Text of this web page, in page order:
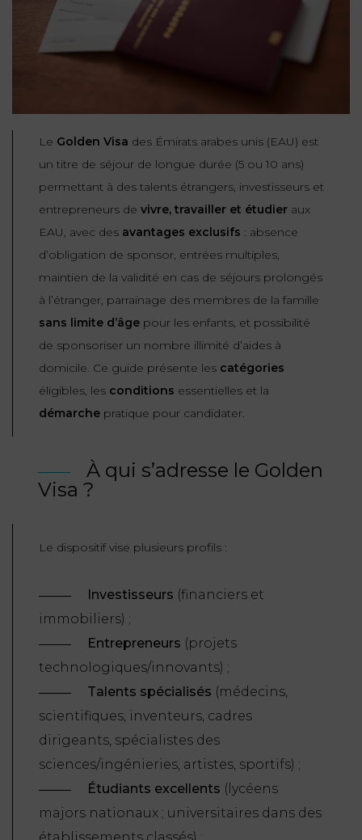
DU
TRAVAIL
IMMOBILIER
CONTRATS &
DROIT
ADMINISTRATIF
SUCCESSION
CALCULER
INDEMNITÉ DE
PENSION
CORPOREL
CONSOMMATION
DROIT
RESPONSABILITÉ
& ASSURANCE
FISCALITÉ
IMMOBILIER
DROIT
ADMINISTRATIF
AGN
AVOCATS
TURC
RGPD
DONNÉES
PERSONNELLES
DROIT
DU
NUMÉRIQUE
ET
PROPRIÉTÉ
INTELLECTUELLE
ENTREPRISES
AGN
HAUSSMANN
DROIT
DU
TOURISME
FONCTION
PUBLIQUE
PRÉJUDICE
CORPOREL
NOUS
CONNAÎTRE
EQUIPE
REJOIGNEZ-
NOUS
Nos
Prendre
RDV
09
72
34
24
72
EN LIGNE
Le Golden Visa des Émirats arabes unis (EAU) est
un titre de séjour de longue durée (5 ou 10 ans)
permettant à des talents étrangers, investisseurs et
entrepreneurs de vivre, travailler et étudier aux
EAU, avec des avantages exclusifs : absence
d’obligation de sponsor, entrées multiples,
maintien de la validité en cas de séjours prolongés
à l’étranger, parrainage des membres de la famille
sans limite d’âge pour les enfants, et possibilité
de sponsoriser un nombre illimité d’aides à
domicile. Ce guide présente les catégories
éligibles, les conditions essentielles et la
démarche pratique pour candidater.
À qui s’adresse le Golden
Visa ?
Le dispositif vise plusieurs profils :
Investisseurs (financiers et
immobiliers) ;
Entrepreneurs (projets
technologiques/innovants) ;
Talents spécialisés (médecins,
scientifiques, inventeurs, cadres
dirigeants, spécialistes des
sciences/ingénieries, artistes, sportifs) ;
Étudiants excellents (lycéens
majors nationaux ; universitaires dans des